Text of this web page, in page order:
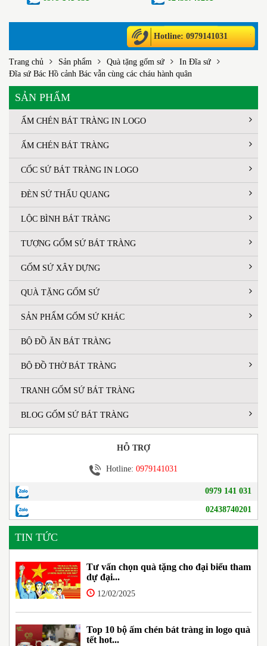
Hotline: 0979141031
Trang chủ Sản phẩm Quà tặng gốm sứ
In Đĩa sứ
Đĩa sứ Bác Hồ cảnh Bác vẫn cùng các cháu hành quân
SẢN PHẨM
ẤM CHÉN BÁT TRÀNG IN LOGO
ẤM CHÉN BÁT TRÀNG
CỐC SỨ BÁT TRÀNG IN LOGO
ĐÈN SỨ THẤU QUANG
LỘC BÌNH BÁT TRÀNG
TƯỢNG GỐM SỨ BÁT TRÀNG
GỐM SỨ XÂY DỰNG
QUÀ TẶNG GỐM SỨ
SẢN PHẨM GỐM SỨ KHÁC
BỘ ĐỒ ĂN BÁT TRÀNG
BỘ ĐỒ THỜ BÁT TRÀNG
TRANH GỐM SỨ BÁT TRÀNG
BLOG GỐM SỨ BÁT TRÀNG
HỖ TRỢ
Hotline: 0979141031
0979 141 031
02438740201
TIN TỨC
Tư vấn chọn quà tặng cho đại biểu tham
dự đại...
12/02/2025
Top 10 bộ ấm chén bát tràng in logo quà
tết hot...